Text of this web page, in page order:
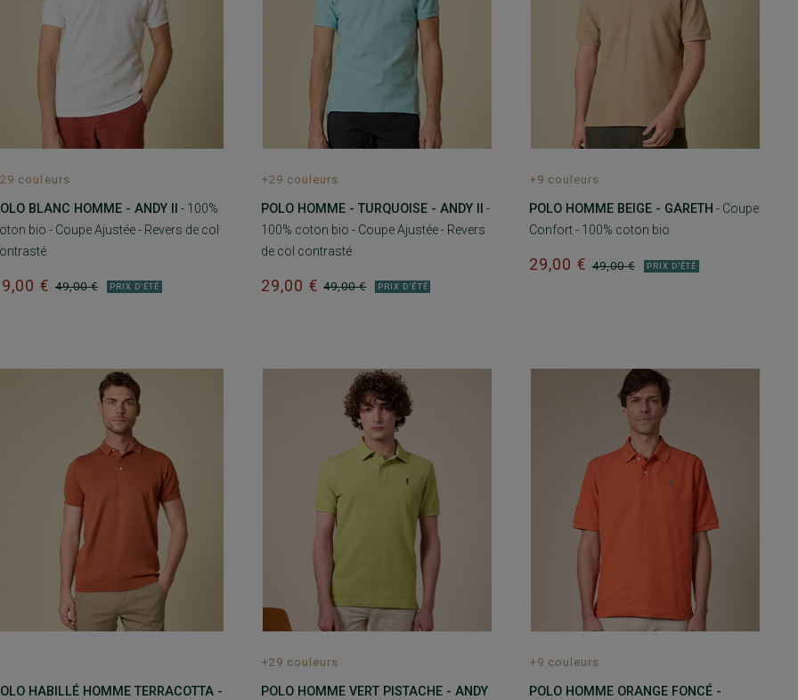
couleurs
BLANC HOMME - ANDY II
- 100%
bio - Coupe Ajustée - Revers de col
49,00 €
€ PRIX D'ÉTÉ
+29 couleurs
POLO HOMME - TURQUOISE - ANDY II
-
100% coton bio - Coupe Ajustée - Revers
de col contrasté
49,00 €
29,00 € PRIX D'ÉTÉ
+9 couleurs
POLO HOMME BEIGE - GARETH - Coupe
Confort - 100% coton bio
49,00 €
29,00 € PRIX D'ÉTÉ
HABILLÉ HOMME TERRACOTTA -
+29 couleurs
POLO HOMME VERT PISTACHE - ANDY
+9 couleurs
POLO HOMME ORANGE FONCÉ -